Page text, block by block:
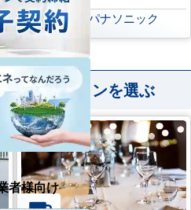
工 パナソニック
務用エアコンを選ぶ
者様向け